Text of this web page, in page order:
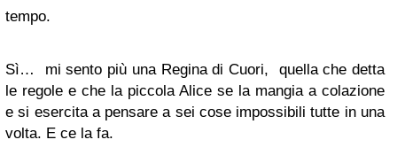
tempo.
Sì… mi sento più una Regina di Cuori, quella che detta
le regole e che la piccola Alice se la mangia a colazione
e si esercita a pensare a sei cose impossibili tutte in una
volta. E ce la fa.